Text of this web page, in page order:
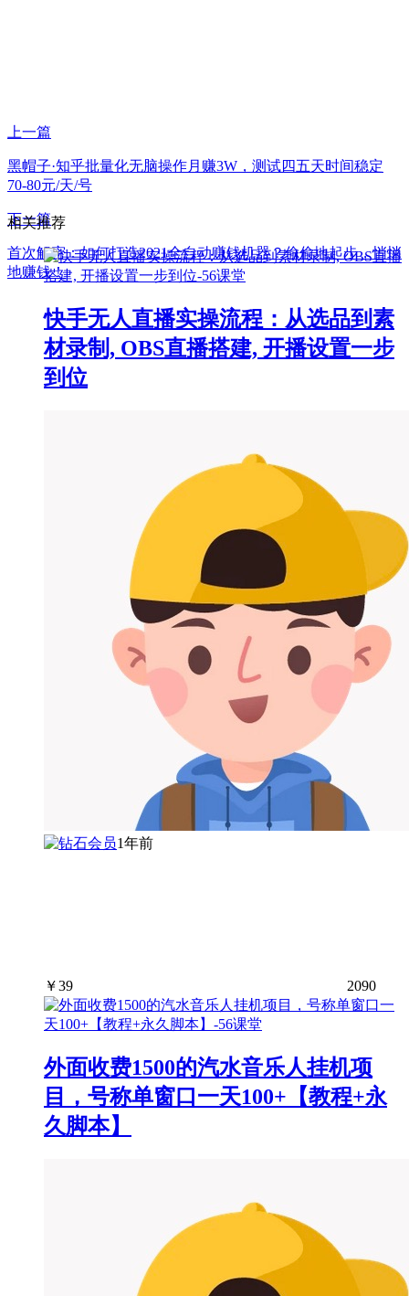
上一篇
黑帽子·知乎批量化无脑操作月赚3W，测试四五天时间稳定
70-80元/天/号
下一篇
首次解密：如何打造2021全自动赚钱机器？偷偷地起步，悄悄
地赚钱！
相关推荐
快手无人直播实操流程：从选品到素
材录制, OBS直播搭建, 开播设置一步
到位
1年前
￥39 2090
外面收费1500的汽水音乐人挂机项
目，号称单窗口一天100+【教程+永
久脚本】